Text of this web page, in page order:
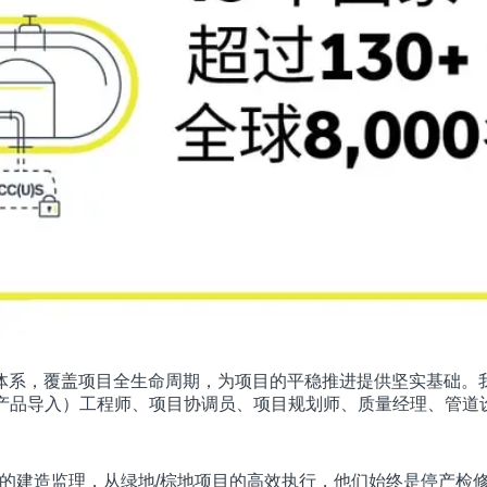
，覆盖项目全生命周期，为项目的平稳推进提供坚实基础
导入）工程师、项目协调员、项目规划师、质量经理、管
建造监理，从绿地/棕地项目的高效执行，他们始终是停产